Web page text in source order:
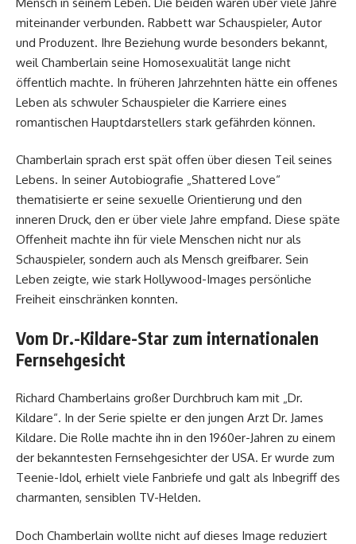
miteinander verbunden. Rabbett war Schauspieler, Autor
und Produzent. Ihre Beziehung wurde besonders bekannt,
weil Chamberlain seine Homosexualität lange nicht
öffentlich machte. In früheren Jahrzehnten hätte ein offenes
Leben als schwuler Schauspieler die Karriere eines
romantischen Hauptdarstellers stark gefährden können.
Chamberlain sprach erst spät offen über diesen Teil seines
Lebens. In seiner Autobiografie „Shattered Love“
thematisierte er seine sexuelle Orientierung und den
inneren Druck, den er über viele Jahre empfand. Diese späte
Offenheit machte ihn für viele Menschen nicht nur als
Schauspieler, sondern auch als Mensch greifbarer. Sein
Leben zeigte, wie stark Hollywood-Images persönliche
Freiheit einschränken konnten.
Vom Dr.-Kildare-Star zum internationalen
Fernsehgesicht
Richard Chamberlains großer Durchbruch kam mit „Dr.
Kildare“. In der Serie spielte er den jungen Arzt Dr. James
Kildare. Die Rolle machte ihn in den 1960er-Jahren zu einem
der bekanntesten Fernsehgesichter der USA. Er wurde zum
Teenie-Idol, erhielt viele Fanbriefe und galt als Inbegriff des
charmanten, sensiblen TV-Helden.
Doch Chamberlain wollte nicht auf dieses Image reduziert